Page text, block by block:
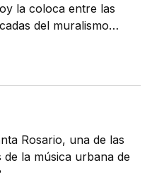
la coloca entre las
del muralismo
Rosario, una de las
de la música urbana de